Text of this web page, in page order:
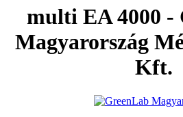
multi EA 4000 -
Magyarország
Kft.